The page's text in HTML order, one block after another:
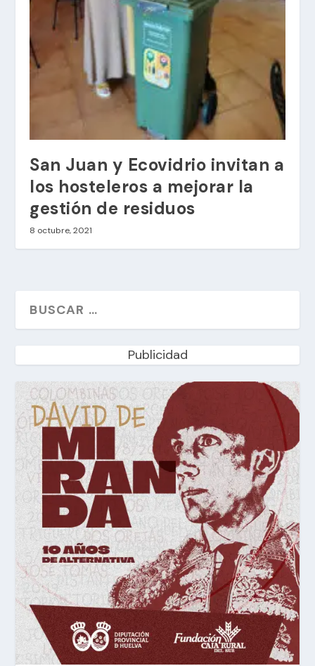
San Juan y Ecovidrio invitan a
los hosteleros a mejorar la
gestión de residuos
8 octubre, 2021
Publicidad